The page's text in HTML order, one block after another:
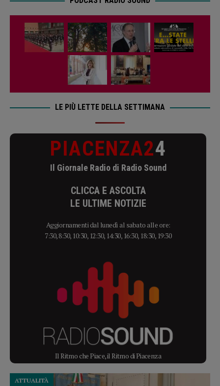
LE PIÙ LETTE DELLA SETTIMANA
PIACENZA24
Il Giornale Radio di Radio Sound
CLICCA E ASCOLTA
LE ULTIME NOTIZIE
Aggiornamenti dal lunedì al sabato alle ore:
7:30, 8:30, 10:30, 12:30, 14:30, 16:30, 18:30, 19:30
Il Ritmo che Piace, il Ritmo di Piacenza
ATTUALITÀ